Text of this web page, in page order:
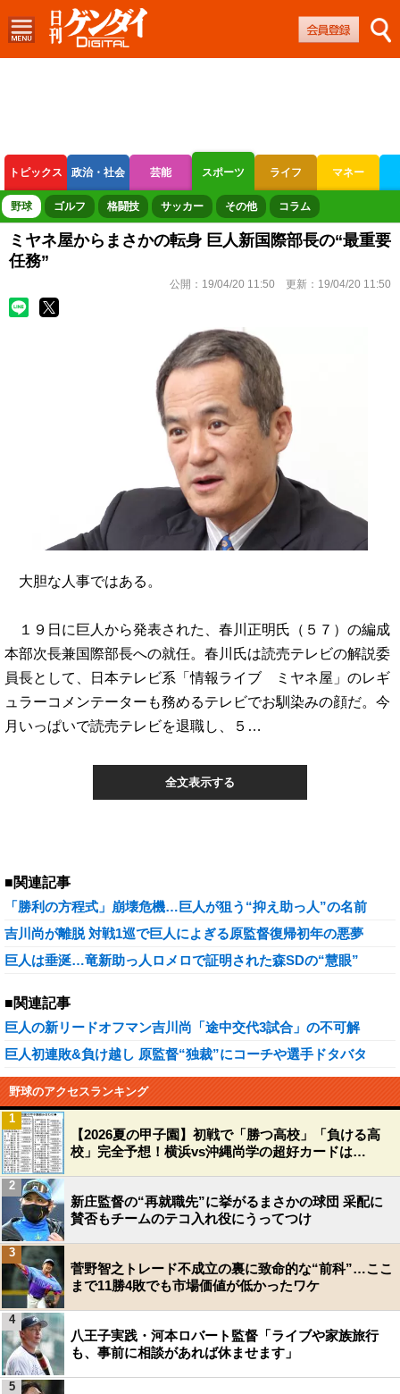
トピックス 政治・社会 芸能 スポーツ ライフ マネー
ボートレース 競輪 オートレース
野球 ゴルフ 格闘技 サッカー その他 コラム
ミヤネ屋からまさかの転身 巨人新国際部長の“最重要
任務”
公開： 19/04/20 11:50 更新： 19/04/20 11:50
大胆な人事ではある。
１９日に巨人から発表された、春川正明氏（５７）の編成
本部次長兼国際部長への就任。春川氏は読売テレビの解説委
員長として、日本テレビ系「情報ライブ ミヤネ屋」のレギ
ュラーコメンテーターも務めるテレビでお馴染みの顔だ。今
月いっぱいで読売テレビを退職し、５…
全文表示する
■関連記事
「勝利の方程式」崩壊危機…巨人が狙う“抑え助っ人”の名前
吉川尚が離脱 対戦1巡で巨人によぎる原監督復帰初年の悪夢
巨人は垂涎…竜新助っ人ロメロで証明された森SDの“慧眼”
■関連記事
巨人の新リードオフマン吉川尚「途中交代3試合」の不可解
巨人初連敗&負け越し 原監督“独裁”にコーチや選手ドタバタ
野球のアクセスランキング
【2026夏の甲子園】初戦で「勝つ高校」「負ける高
校」完全予想！横浜vs沖縄尚学の超好カードは…
1
新庄監督の“再就職先”に挙がるまさかの球団 采配に
賛否もチームのテコ入れ役にうってつけ
2
菅野智之トレード不成立の裏に致命的な“前科”…ここ
まで11勝4敗でも市場価値が低かったワケ
3
八王子実践・河本ロバート監督「ライブや家族旅行
も、事前に相談があれば休ませます」
4
5